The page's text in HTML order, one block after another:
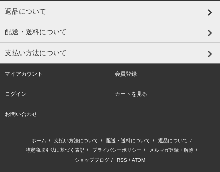
返品について
配送・送料について
支払い方法について
マイアカウント 会員登録
ログイン カートを見る
お問い合わせ
ホーム / 支払い方法について / 配送・送料について / 返品について /
特定商取引法に基づく表記 / プライバシーポリシー / メルマガ登録・解除 /
ショップブログ / RSS / ATOM